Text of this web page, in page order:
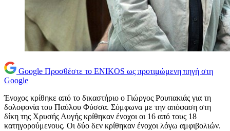
Google Προσθέστε το ENIKOS ως προτιμώμενη πηγή στη
Google
Ένοχος κρίθηκε από το δικαστήριο ο Γιώργος Ρουπακιάς για τη
δολοφονία του Παύλου Φύσσα. Σύμφωνα με την απόφαση στη
δίκη της Χρυσής Αυγής κρίθηκαν ένοχοι οι 16 από τους 18
κατηγορούμενους. Οι δύο δεν κρίθηκαν ένοχοι λόγω αμφιβολιών.